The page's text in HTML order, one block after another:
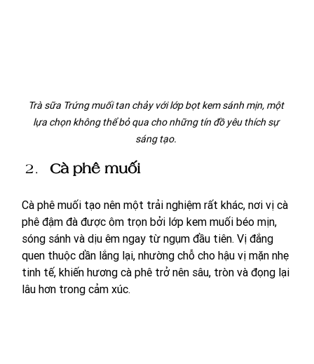
Trà sữa Trứng muối tan chảy với lớp bọt kem sánh mịn, một
lựa chọn không thể bỏ qua cho những tín đồ yêu thích sự
sáng tạo.
Cà phê muối
Cà phê muối tạo nên một trải nghiệm rất khác, nơi vị cà
phê đậm đà được ôm trọn bởi lớp kem muối béo mịn,
sóng sánh và dịu êm ngay từ ngụm đầu tiên. Vị đắng
quen thuộc dần lắng lại, nhường chỗ cho hậu vị mặn nhẹ
tinh tế, khiến hương cà phê trở nên sâu, tròn và đọng lại
lâu hơn trong cảm xúc.